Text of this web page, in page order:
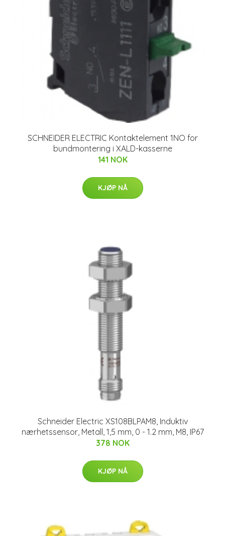
SCHNEIDER ELECTRIC Kontaktelement 1NO for
bundmontering i XALD-kasserne
141 NOK
KJØP NÅ
Schneider Electric XS108BLPAM8, Induktiv
nærhetssensor, Metall, 1,5 mm, 0 - 1.2 mm, M8, IP67
378 NOK
KJØP NÅ